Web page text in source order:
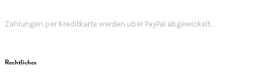
Zahlungen per Kreditkarte werden über PayPal abgewickelt.
Rechtliches